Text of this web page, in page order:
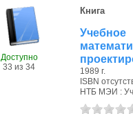
Доступно
33 из 34
Книга
1989 г.
ISBN
НТБ МЭИ :